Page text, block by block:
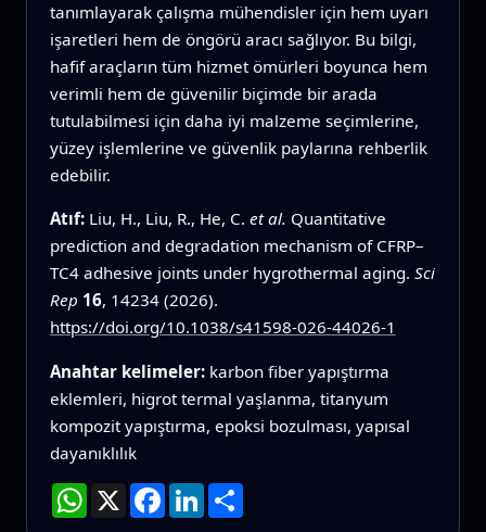
tanımlayarak çalışma mühendisler için hem uyarı
işaretleri hem de öngörü aracı sağlıyor. Bu bilgi,
hafif araçların tüm hizmet ömürleri boyunca hem
verimli hem de güvenilir biçimde bir arada
tutulabilmesi için daha iyi malzeme seçimlerine,
yüzey işlemlerine ve güvenlik paylarına rehberlik
edebilir.
Atıf: Liu, H., Liu, R., He, C. et al. Quantitative
prediction and degradation mechanism of CFRP–
TC4 adhesive joints under hygrothermal aging. Sci
Rep 16, 14234 (2026).
https://doi.org/10.1038/s41598-026-44026-1
Anahtar kelimeler: karbon fiber yapıştırma
eklemleri, higrot termal yaşlanma, titanyum
kompozit yapıştırma, epoksi bozulması, yapısal
dayanıklılık
WhatsApp
X Facebook
LinkedInPaylaş